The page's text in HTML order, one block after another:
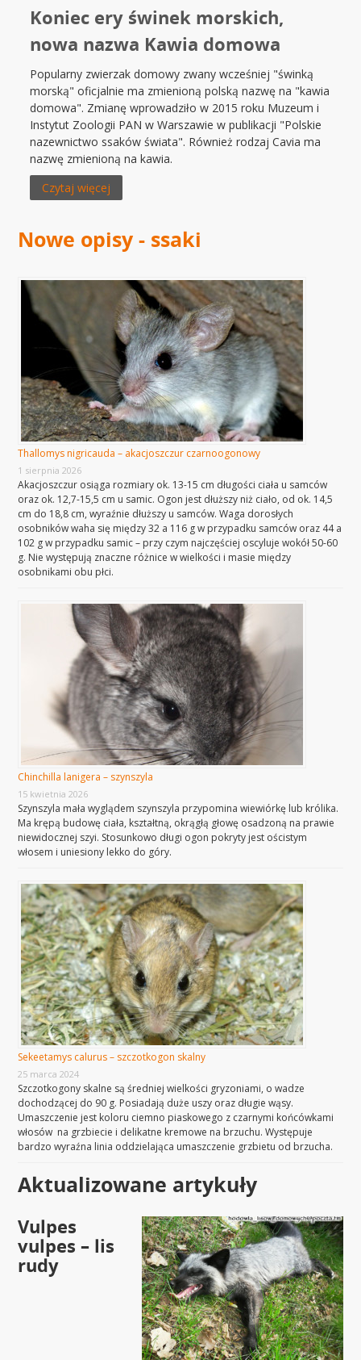
Koniec ery świnek morskich,
nowa nazwa Kawia domowa
Popularny zwierzak domowy zwany wcześniej "świnką
morską" oficjalnie ma zmienioną polską nazwę na "kawia
domowa". Zmianę wprowadziło w 2015 roku Muzeum i
Instytut Zoologii PAN w Warszawie w publikacji "Polskie
nazewnictwo ssaków świata". Również rodzaj Cavia ma
nazwę zmienioną na kawia.
Czytaj więcej
Nowe opisy - ssaki
Thallomys nigricauda – akacjoszczur czarnoogonowy
1 sierpnia 2026
Akacjoszczur osiąga rozmiary ok. 13-15 cm długości ciała u samców
oraz ok. 12,7-15,5 cm u samic. Ogon jest dłuższy niż ciało, od ok. 14,5
cm do 18,8 cm, wyraźnie dłuższy u samców. Waga dorosłych
osobników waha się między 32 a 116 g w przypadku samców oraz 44 a
102 g w przypadku samic – przy czym najczęściej oscyluje wokół 50-60
g. Nie występują znaczne różnice w wielkości i masie między
osobnikami obu płci.
Chinchilla lanigera – szynszyla
15 kwietnia 2026
Szynszyla mała wyglądem szynszyla przypomina wiewiórkę lub królika.
Ma krępą budowę ciała, kształtną, okrągłą głowę osadzoną na prawie
niewidocznej szyi. Stosunkowo długi ogon pokryty jest ościstym
włosem i uniesiony lekko do góry.
Sekeetamys calurus – szczotkogon skalny
25 marca 2024
Szczotkogony skalne są średniej wielkości gryzoniami, o wadze
dochodzącej do 90 g. Posiadają duże uszy oraz długie wąsy.
Umaszczenie jest koloru ciemno piaskowego z czarnymi końcówkami
włosów na grzbiecie i delikatne kremowe na brzuchu. Występuje
bardzo wyraźna linia oddzielająca umaszczenie grzbietu od brzucha.
Aktualizowane artykuły
Vulpes
vulpes – lis
rudy